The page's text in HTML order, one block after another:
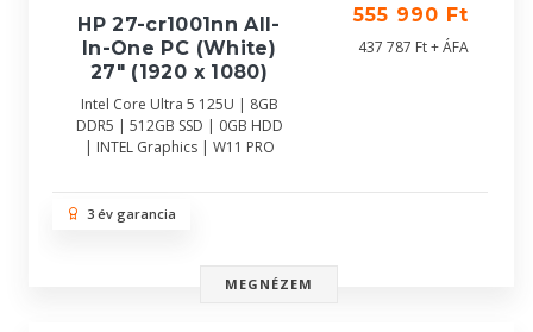
HP 27-cr1001nn All-
In-One PC (White)
27" (1920 x 1080)
Intel Core Ultra 5 125U | 8GB
DDR5 | 512GB SSD | 0GB HDD
| INTEL Graphics | W11 PRO
555 990 Ft
437 787 Ft + ÁFA
3 év garancia
MEGNÉZEM